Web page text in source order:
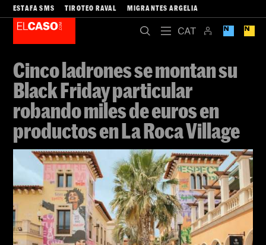
ESTAFA SMS TIROTEO RAVAL MIGRANTES ARGELIA
Cinco ladrones se montan su
Black Friday particular
robando miles de euros en
productos en La Roca Village